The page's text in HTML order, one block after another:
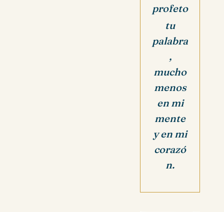
profeto
tu
palabra
,
mucho
menos
en mi
mente
y en mi
corazó
n.